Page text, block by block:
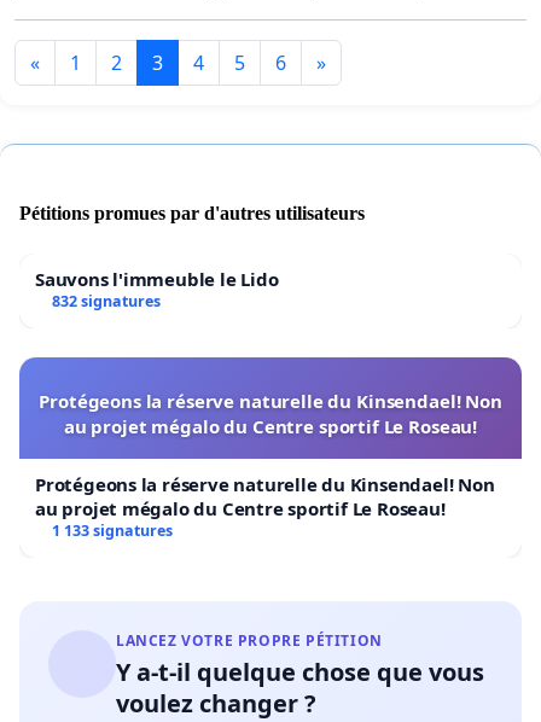
« 1 2 3 4 5 6 »
Pétitions promues par d'autres utilisateurs
Sauvons l'immeuble le Lido
832 signatures
Protégeons la réserve naturelle du Kinsendael! Non
au projet mégalo du Centre sportif Le Roseau!
Protégeons la réserve naturelle du Kinsendael! Non
au projet mégalo du Centre sportif Le Roseau!
1 133 signatures
LANCEZ VOTRE PROPRE PÉTITION
Y a-t-il quelque chose que vous
voulez changer ?